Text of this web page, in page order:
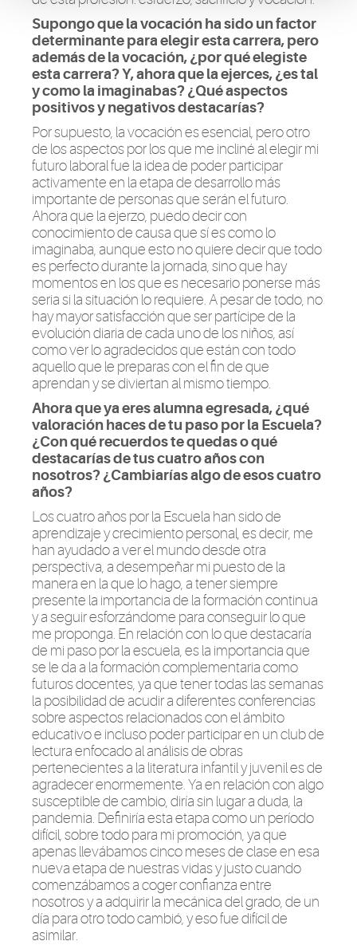
Supongo que la vocación ha sido un factor
determinante para elegir esta carrera, pero
además de la vocación, ¿por qué elegiste
esta carrera? Y, ahora que la ejerces, ¿es tal
y como la imaginabas? ¿Qué aspectos
positivos y negativos destacarías?
Por supuesto, la vocación es esencial, pero otro
de los aspectos por los que me incliné al elegir mi
futuro laboral fue la idea de poder participar
activamente en la etapa de desarrollo más
importante de personas que serán el futuro.
Ahora que la ejerzo, puedo decir con
conocimiento de causa que sí es como lo
imaginaba, aunque esto no quiere decir que todo
es perfecto durante la jornada, sino que hay
momentos en los que es necesario ponerse más
seria si la situación lo requiere. A pesar de todo, no
hay mayor satisfacción que ser partícipe de la
evolución diaria de cada uno de los niños, así
como ver lo agradecidos que están con todo
aquello que le preparas con el fin de que
aprendan y se diviertan al mismo tiempo.
Ahora que ya eres alumna egresada, ¿qué
valoración haces de tu paso por la Escuela?
¿Con qué recuerdos te quedas o qué
destacarías de tus cuatro años con
nosotros? ¿Cambiarías algo de esos cuatro
años?
Los cuatro años por la Escuela han sido de
aprendizaje y crecimiento personal, es decir, me
han ayudado a ver el mundo desde otra
perspectiva, a desempeñar mi puesto de la
manera en la que lo hago, a tener siempre
presente la importancia de la formación continua
y a seguir esforzándome para conseguir lo que
me proponga. En relación con lo que destacaría
de mi paso por la escuela, es la importancia que
se le da a la formación complementaria como
futuros docentes, ya que tener todas las semanas
la posibilidad de acudir a diferentes conferencias
sobre aspectos relacionados con el ámbito
educativo e incluso poder participar en un club de
lectura enfocado al análisis de obras
pertenecientes a la literatura infantil y juvenil es de
agradecer enormemente. Ya en relación con algo
susceptible de cambio, diría sin lugar a duda, la
pandemia. Definiría esta etapa como un período
difícil, sobre todo para mi promoción, ya que
apenas llevábamos cinco meses de clase en esa
nueva etapa de nuestras vidas y justo cuando
comenzábamos a coger confianza entre
nosotros y a adquirir la mecánica del grado, de un
día para otro todo cambió, y eso fue difícil de
asimilar.